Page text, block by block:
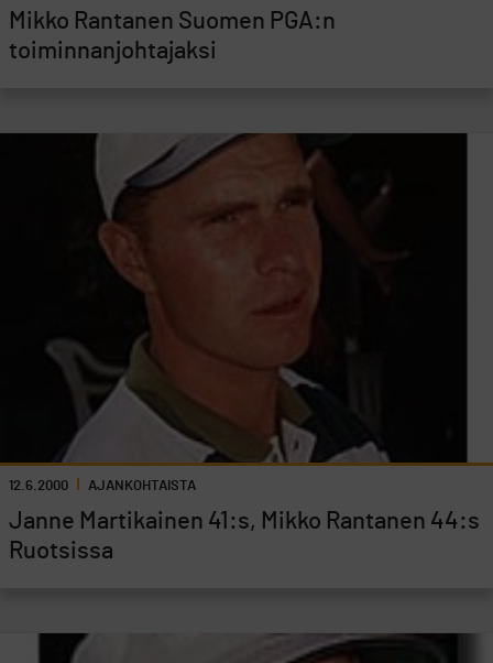
Mikko Rantanen Suomen PGA:n
toiminnanjohtajaksi
12.6.2000 AJANKOHTAISTA
Janne Martikainen 41:s, Mikko Rantanen 44:s
Ruotsissa